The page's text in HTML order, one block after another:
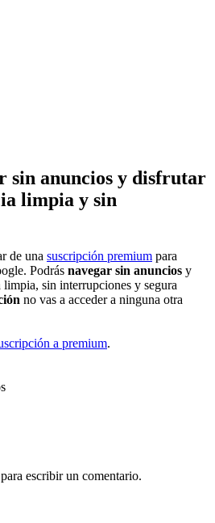
sin anuncios y disfrutar
limpia y sin
de una suscripción premium para
Podrás navegar sin anuncios y
sin interrupciones y segura
no vas a acceder a ninguna otra
a premium.
escribir un comentario.